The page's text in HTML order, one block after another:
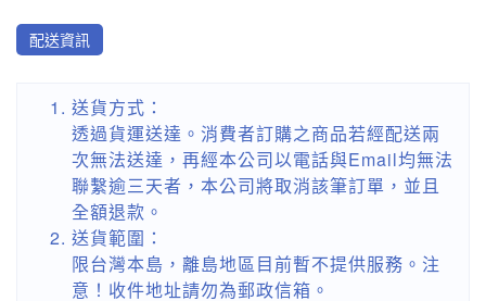
配送資訊
送貨方式：
透過貨運送達。消費者訂購之商品若經配送兩
次無法送達，再經本公司以電話與Email均無法
聯繫逾三天者，本公司將取消該筆訂單，並且
全額退款。
送貨範圍：
限台灣本島，離島地區目前暫不提供服務。注
意！收件地址請勿為郵政信箱。